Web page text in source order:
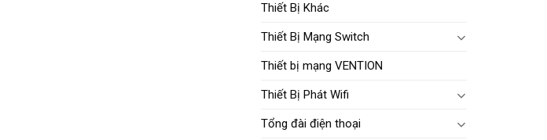
Thiết Bị Khác
Thiết Bị Mạng Switch
Thiết bị mạng VENTION
Thiết Bị Phát Wifi
Tổng đài điện thoại